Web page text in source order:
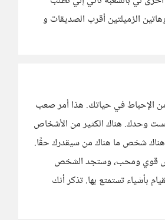
الزميلتين أقرب الصديقات و
الإحباط في حياتك. هذا أمر صعب
لست وحدك. هناك الكثير من الأشخاص
وهناك شخص ما هناك من سيقدرك حقًا.
شخص قوي ومحب، وستجد الشخص
بأشياء تستمتع بها. تذكر أنك